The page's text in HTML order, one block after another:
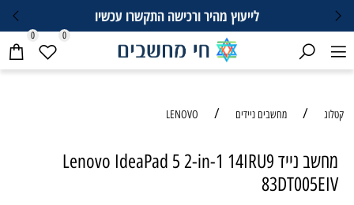
לייעוץ מהיר ורכישה התקשרו עכשיו
0 0
קטלוג / מחשבים ניידים /
LENOVO
מחשב נייד Lenovo IdeaPad 5 2-in-1 14IRU9
83DT005EIV